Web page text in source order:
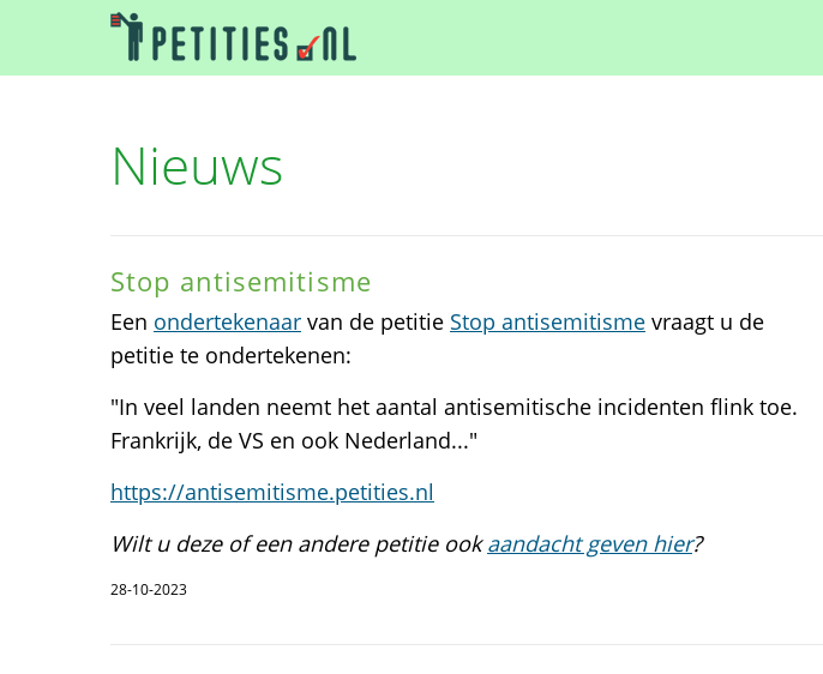
Nieuws
Stop antisemitisme
Een ondertekenaar van de petitie Stop antisemitisme vraagt u de
petitie te ondertekenen:
"In veel landen neemt het aantal antisemitische incidenten flink toe.
Frankrijk, de VS en ook Nederland..."
https://antisemitisme.petities.nl
Wilt u deze of een andere petitie ookaandacht geven hier?
28-10-2023